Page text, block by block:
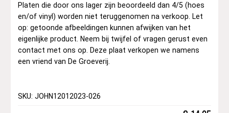
Platen die door ons lager zijn beoordeeld dan 4/5 (hoes
en/of vinyl) worden niet teruggenomen na verkoop. Let
op: getoonde afbeeldingen kunnen afwijken van het
eigenlijke product. Neem bij twijfel of vragen gerust even
contact met ons op. Deze plaat verkopen we namens
een vriend van De Groeverij.
SKU: JOHN12012023-026